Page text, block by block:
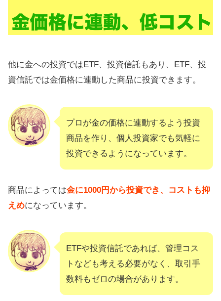
他に金への投資ではETF、投資信託もあり、ETF、投
資信託では金価格に連動した商品に投資できます。
プロが金の価格に連動するよう投資
商品を作り、個人投資家でも気軽に
投資できるようになっています。
商品によっては金に1000円から投資でき、コストも抑
えめになっています。
ETFや投資信託であれば、管理コス
トなども考える必要がなく、取引手
数料もゼロの場合があります。